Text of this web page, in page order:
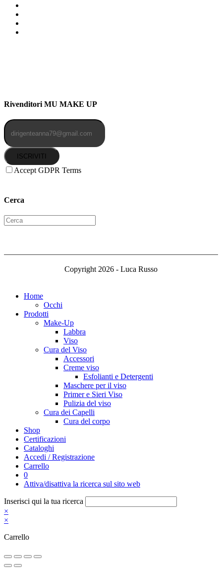
Rivenditori MU MAKE UP
ISCRIVITI
Accept GDPR Terms
Cerca
Copyright 2026 - Luca Russo
Home
Occhi
Prodotti
Make-Up
Labbra
Viso
Cura del Viso
Accessori
Creme viso
Esfolianti e Detergenti
Maschere per il viso
Primer e Sieri Viso
Pulizia del viso
Cura dei Capelli
Cura del corpo
Shop
Certificazioni
Cataloghi
Accedi / Registrazione
Carrello
0
Attiva/disattiva la ricerca sul sito web
Inserisci qui la tua ricerca
×
×
Carrello